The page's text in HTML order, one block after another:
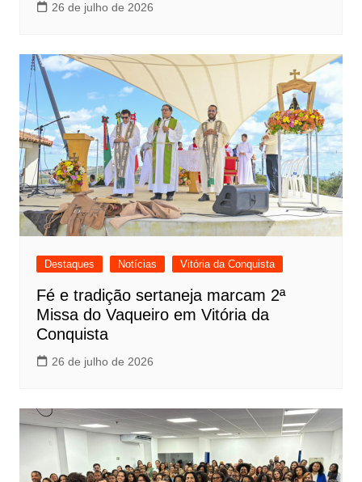
26 de julho de 2026
Destaques Notícias Vitória da Conquista
Fé e tradição sertaneja marcam 2ª
Missa do Vaqueiro em Vitória da
Conquista
26 de julho de 2026